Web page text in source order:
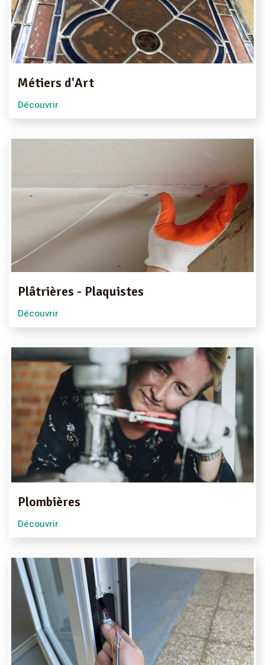
Métiers d'Art
Découvrir
Plâtrières - Plaquistes
Découvrir
Plombières
Découvrir